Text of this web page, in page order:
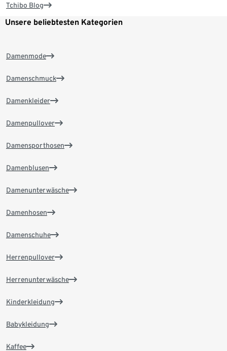
Tchibo Blog
Unsere beliebtesten Kategorien
Damenmode
Damenschmuck
Damenkleider
Damenpullover
Damensporthosen
Damenblusen
Damenunterwäsche
Damenhosen
Damenschuhe
Herrenpullover
Herrenunterwäsche
Kinderkleidung
Babykleidung
Kaffee